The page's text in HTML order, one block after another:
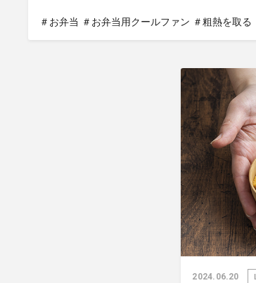
＃お弁当 ＃お弁当用クールファン ＃粗熱を取る
2024.06.20